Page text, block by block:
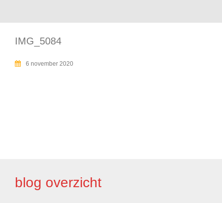
IMG_5084
6 november 2020
blog overzicht